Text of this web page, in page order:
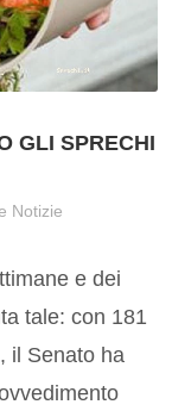
GLI SPRECHI
Notizie
e dei
tale: con 181
il Senato ha